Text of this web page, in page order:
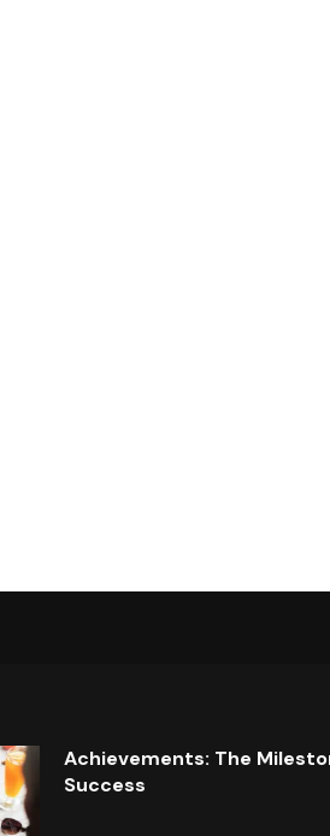
Achievements: The
Success